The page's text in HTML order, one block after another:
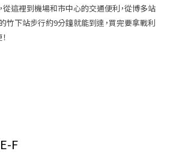
從這裡到機場和市中心的交通便利，從博多站
竹下站步行約9分鐘就能到達，買完要拿戰利
F